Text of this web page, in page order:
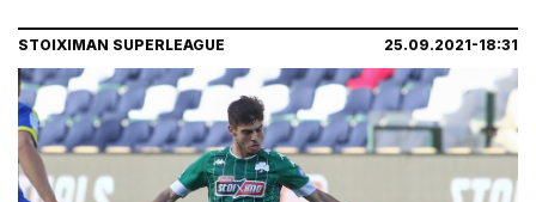
STOIXIMAN SUPERLEAGUE 25.09.2021-18:31